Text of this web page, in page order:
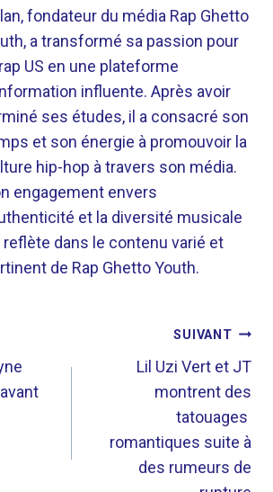
fondateur du média Rap Ghetto
a transformé sa passion pour
US en une plateforme
influente. Après avoir
ses études, il a consacré son
et son énergie à promouvoir la
hip-hop à travers son média.
engagement envers
et la diversité musicale
reflète dans le contenu varié et
de Rap Ghetto Youth.
SUIVANT
Lil Uzi Vert et JT
montrent des
tatouages ​​
romantiques suite à
des rumeurs de